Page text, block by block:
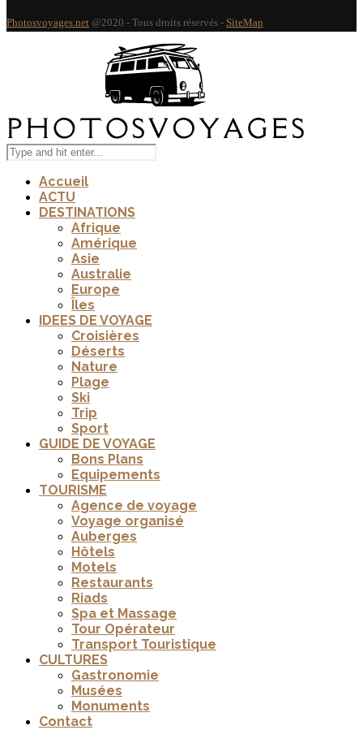
Photosvoyages.net @2020 - Tous droits réservés - SiteMap
Accueil
ACTU
DESTINATIONS
Afrique
Amérique
Asie
Australie
Europe
Îles
IDEES DE VOYAGE
Croisières
Déserts
Nature
Plage
Ski
Trip
Sport
GUIDE DE VOYAGE
Bons Plans
Equipements
TOURISME
Agence de voyage
Voyage organisé
Auberges
Hôtels
Motels
Restaurants
Riads
Spa et Massage
Tour Opérateur
Transport Touristique
CULTURES
Gastronomie
Musées
Monuments
Contact